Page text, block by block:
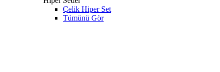
Çelik Hiper Set
Tümünü Gör